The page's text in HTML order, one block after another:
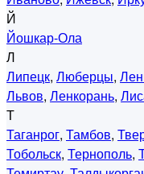
Й
Йошкар-Ола
Л
Липецк, Люберцы,
Львов, Ленкорань,
Т
Таганрог, Тамбов,
Тобольск, Тернополь,